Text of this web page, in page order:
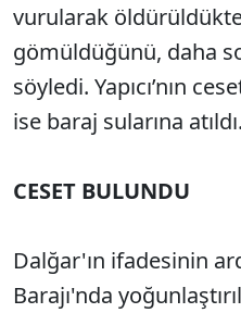
vurularak
gömüldüğünü, daha
söyledi. Yapıcı’nın
ise baraj sularına atıldı.
CESET BULUNDU
Dalğar'ın ifadesinin
Barajı'nda